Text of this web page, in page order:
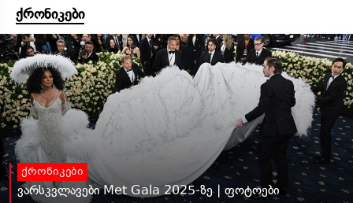
ქრონიკები
ქრონიკები
ვარსკვლავები Met Gala 2025-ზე | ფოტოები